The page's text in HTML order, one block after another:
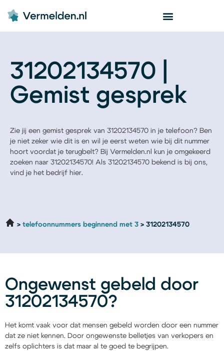
31202134570 |
Gemist gesprek
Zie jij een gemist gesprek van 31202134570 in je telefoon? Ben
je niet zeker wie dit is en wil je eerst weten wie bij dit nummer
hoort voordat je terugbelt? Bij Vermelden.nl kun je omgekeerd
zoeken naar 31202134570! Als 31202134570 bekend is bij ons,
vind je het bedrijf hier.
telefoonnummers beginnend met 3 31202134570
Ongewenst gebeld door
31202134570?
Het komt vaak voor dat mensen gebeld worden door een nummer
dat ze niet kennen. Door ongewenste belletjes van verkopers en
zelfs oplichters is dat maar al te goed te begrijpen.